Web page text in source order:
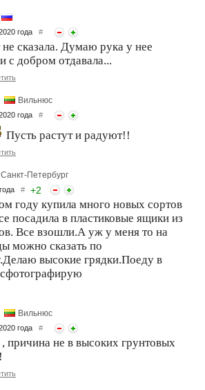
года #
не сказала. Думаю рука у нее
с добром отдавала...
Вильнюс
года #
Пусть растут и радуют!!
Санкт-Петербург
# +2
году купила много новых сортов
посадила в пластиковые ящики из
Все взошли.А уж у меня то на
можно сказать по
высокие грядки.Поеду в
Вильнюс
года #
, причина не в высоких грунтовых